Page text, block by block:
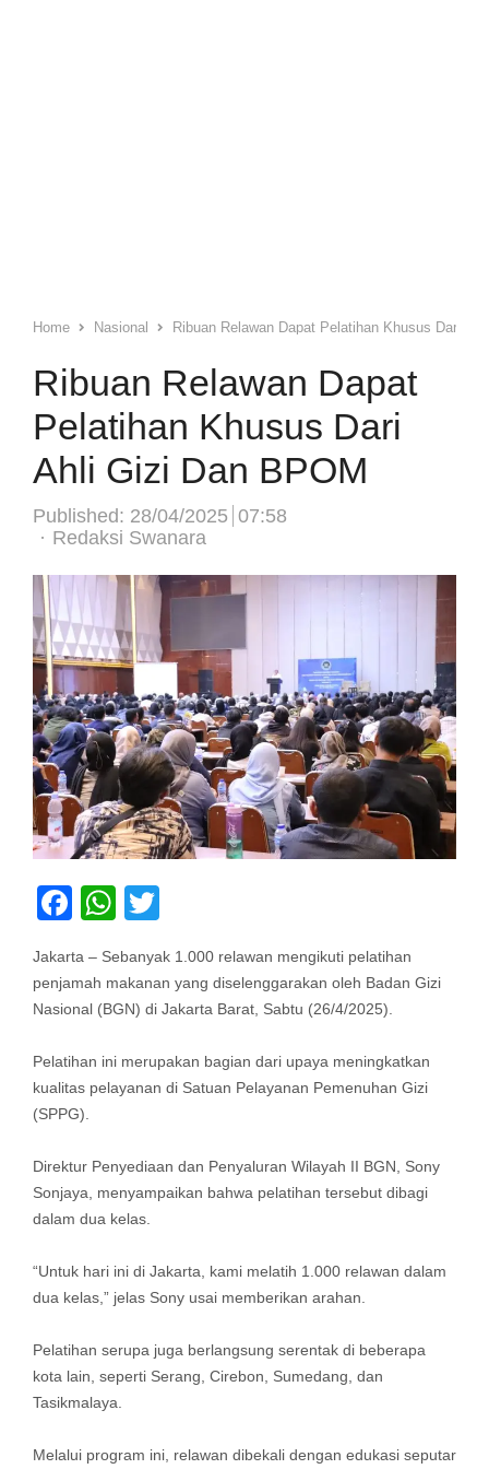
Home Nasional Ribuan Relawan Dapat Pelatihan Khusus Dari
Ribuan Relawan Dapat
Pelatihan Khusus Dari
Ahli Gizi Dan BPOM
Published: 28/04/2025 07:58
Author
Redaksi Swanara
Facebook
WhatsApp
Twitter
Jakarta – Sebanyak 1.000 relawan mengikuti pelatihan
penjamah makanan yang diselenggarakan oleh Badan Gizi
Nasional (BGN) di Jakarta Barat, Sabtu (26/4/2025).
Pelatihan ini merupakan bagian dari upaya meningkatkan
kualitas pelayanan di Satuan Pelayanan Pemenuhan Gizi
(SPPG).
Direktur Penyediaan dan Penyaluran Wilayah II BGN, Sony
Sonjaya, menyampaikan bahwa pelatihan tersebut dibagi
dalam dua kelas.
“Untuk hari ini di Jakarta, kami melatih 1.000 relawan dalam
dua kelas,” jelas Sony usai memberikan arahan.
Pelatihan serupa juga berlangsung serentak di beberapa
kota lain, seperti Serang, Cirebon, Sumedang, dan
Tasikmalaya.
Melalui program ini, relawan dibekali dengan edukasi seputar